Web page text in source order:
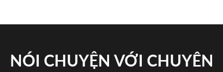
NÓI CHUYỆN VỚI CHUYÊN